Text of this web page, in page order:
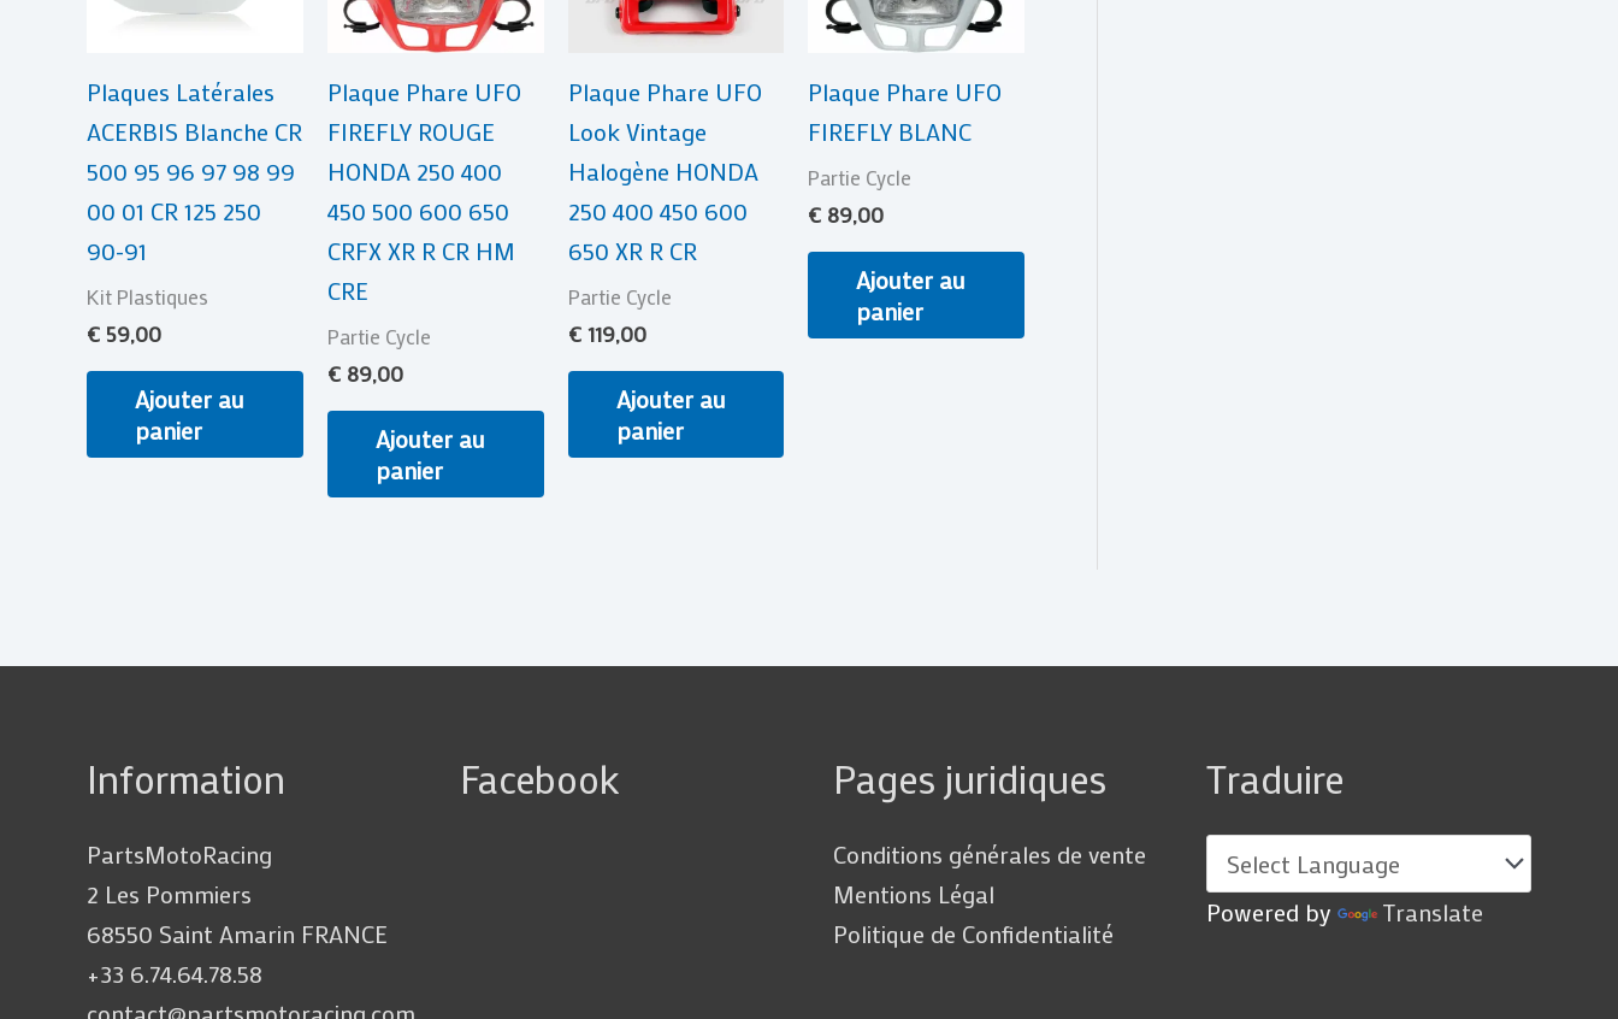
Plaques Latérales
ACERBIS Blanche CR
500 95 96 97 98 99
00 01 CR 125 250
90-91
Kit Plastiques
€ 59,00
Ajouter au
panier
Plaque Phare UFO
FIREFLY ROUGE
HONDA 250 400
450 500 600 650
CRFX XR R CR HM
CRE
Partie Cycle
€89,00
Ajouter au
panier
Plaque Phare UFO
Look Vintage
Halogène HONDA
250 400 450 600
650 XR R CR
Partie Cycle
€119,00
Ajouter au
panier
Plaque Phare UFO
FIREFLY BLANC
Partie Cycle
€ 89,00
Ajouter au
panier
Information
PartsMotoRacing
2 Les Pommiers
68550 Saint Amarin FRANCE
+33 6.74.64.78.58
Facebook Pages juridiques
Conditions générales de vente
Mentions Légal
Politique de Confidentialité
Traduire
Powered by Translate